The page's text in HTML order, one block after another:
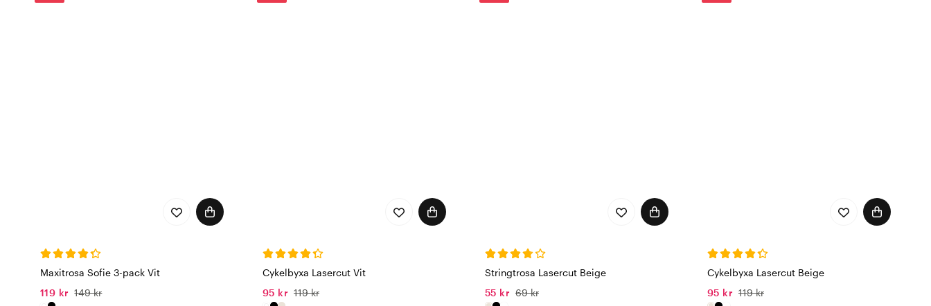
Maxitrosa Sofie 3-pack Vit
119 kr 149 kr
Cykelbyxa Lasercut Vit
95 kr 119 kr
Stringtrosa Lasercut Beige
55 kr 69 kr
Cykelbyxa Lasercut Beige
95 kr 119 kr